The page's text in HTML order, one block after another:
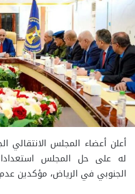
أعلن أعضاء المجلس الانتقالي
له على حل المجلس
الجنوبي في الرياض، مؤكدين